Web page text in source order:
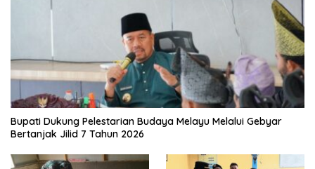
Bupati Dukung Pelestarian Budaya Melayu Melalui Gebyar
Bertanjak Jilid 7 Tahun 2026